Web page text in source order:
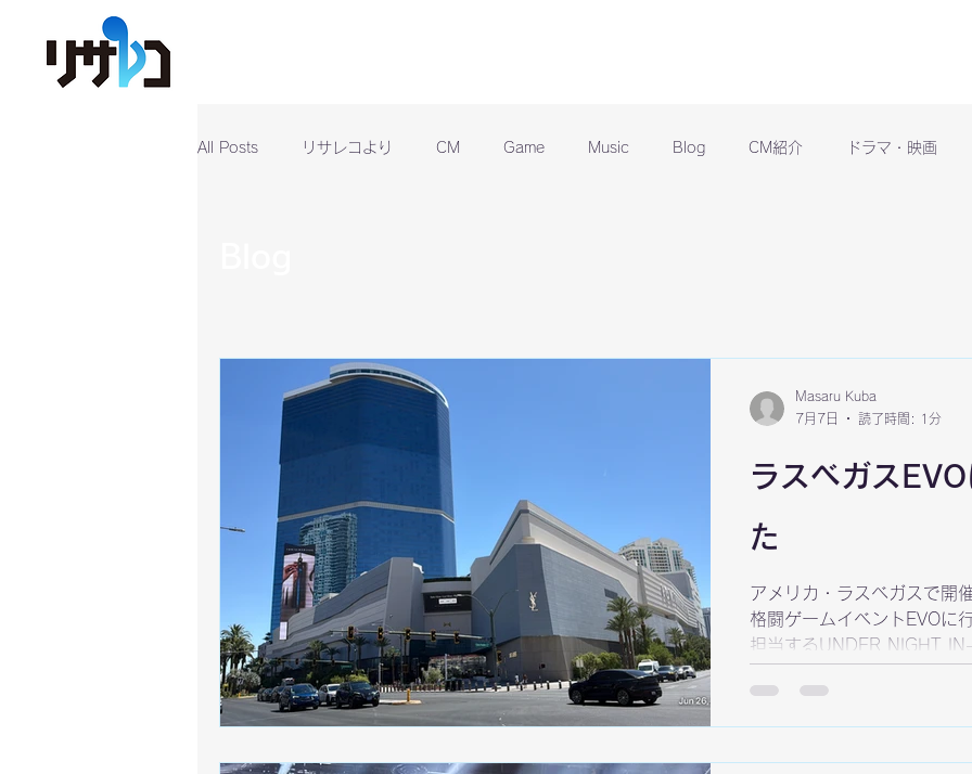
All Posts リサレコより CM Game Music Blog CM紹介 ドラマ・映画
ラスベガス
た
アメリカ・ラスベガスで開
格闘ゲームイベントEVOに
担当するUNDER NIGHT
ビュー数本受けてきました
ンの皆さんは非常に熱量が
Masaru Kuba
7月7日
読了時間: 1分